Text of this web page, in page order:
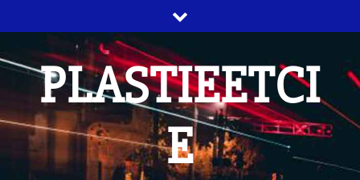
PLASTIEETCI
E